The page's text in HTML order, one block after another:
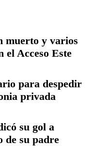
muerto y varios
el Acceso Este
para despedir
privada
su gol a
de su padre